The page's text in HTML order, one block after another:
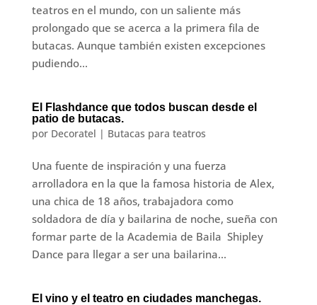
teatros en el mundo, con un saliente más
prolongado que se acerca a la primera fila de
butacas. Aunque también existen excepciones
pudiendo...
El Flashdance que todos buscan desde el
patio de butacas.
por Decoratel | Butacas para teatros
Una fuente de inspiración y una fuerza
arrolladora en la que la famosa historia de Alex,
una chica de 18 años, trabajadora como
soldadora de día y bailarina de noche, sueña con
formar parte de la Academia de Baila Shipley
Dance para llegar a ser una bailarina...
El vino y el teatro en ciudades manchegas.